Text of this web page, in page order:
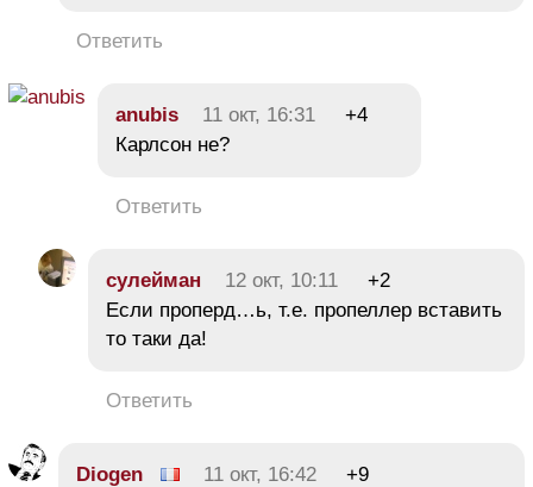
Ответить
anubis 11 окт, 16:31
+4
Карлсон не?
Ответить
сулейман 12 окт, 10:11
+2
Если проперд…ь, т.е. пропеллер вставить
то таки да!
Ответить
Diogen 11 окт, 16:42
+9